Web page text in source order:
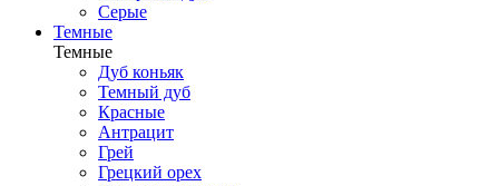
Серые
Темные
Темные
Дуб коньяк
Темный дуб
Красные
Антрацит
Грей
Грецкий орех